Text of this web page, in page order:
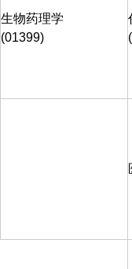
生物药理学
(01399)